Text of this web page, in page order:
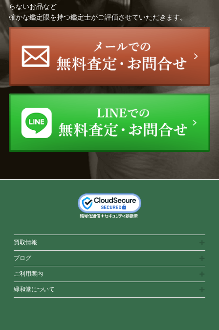
らないお品など
確かな鑑定眼を持つ鑑定士がご評価させていただきます。
買取情報
ブログ
ご利用案内
緑和堂について